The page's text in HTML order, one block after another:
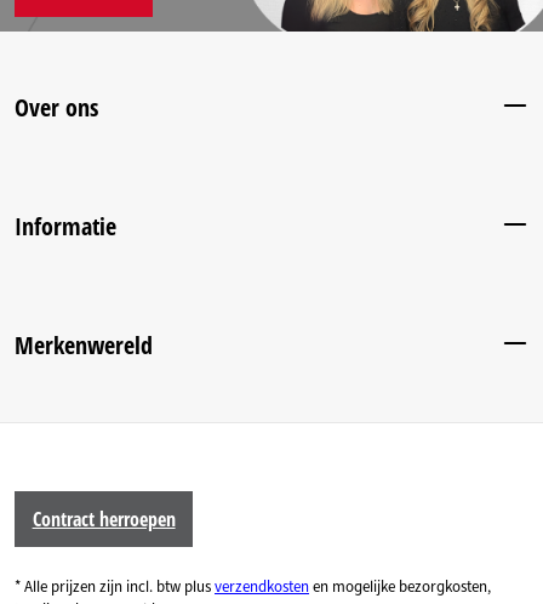
Over ons
Informatie
Merkenwereld
Contract herroepen
* Alle prijzen zijn incl. btw plusverzendkostenen mogelijke bezorgkosten,